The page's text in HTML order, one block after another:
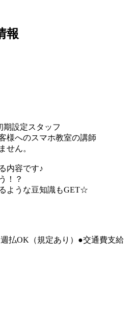
報
期設定スタッフ
様へのスマホ教室の講師
せん。
内容です♪
！？
ような豆知識もGET☆
払OK（規定あり）●交通費支給